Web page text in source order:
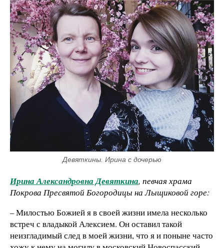
Девяткины. Ирина с дочерью
Ирина Александровна Девяткина, певчая храма
Покрова Пресвятой Богородицы на Лыщиковой горе:
– Милостью Божией я в своей жизни имела несколько
встреч с владыкой Алексием. Он оставил такой
неизгладимый след в моей жизни, что я и поныне часто